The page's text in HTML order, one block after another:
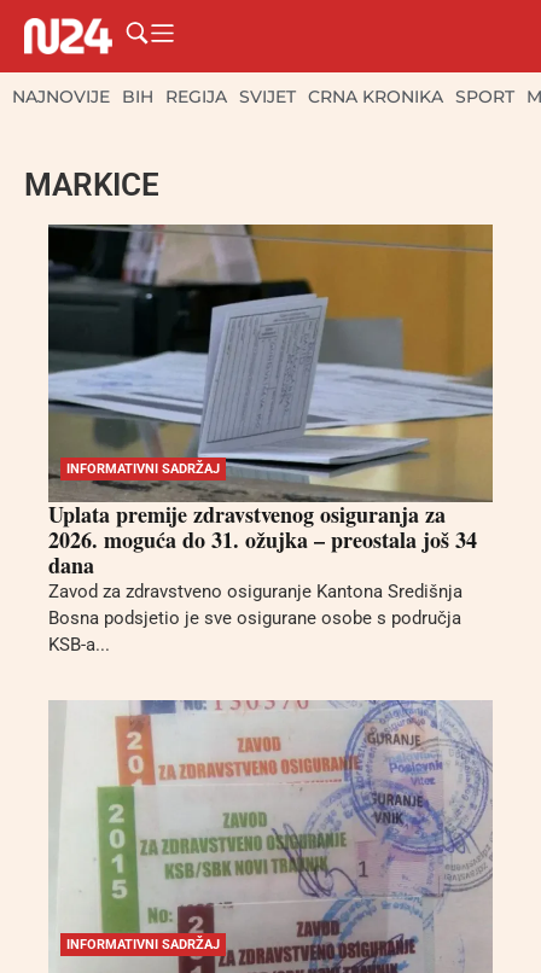
NAJNOVIJE BIH REGIJA SVIJET CRNA KRONIKA SPORT
MARKICE
INFORMATIVNI SADRŽAJ
Uplata premije zdravstvenog osiguranja za
2026. moguća do 31. ožujka – preostala još 34
dana
Zavod za zdravstveno osiguranje Kantona Središnja
Bosna podsjetio je sve osigurane osobe s područja
KSB-a...
INFORMATIVNI SADRŽAJ